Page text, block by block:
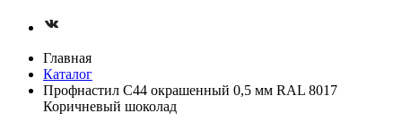
Главная
Каталог
Профнастил С44 окрашенный 0,5 мм RAL 8017
Коричневый шоколад